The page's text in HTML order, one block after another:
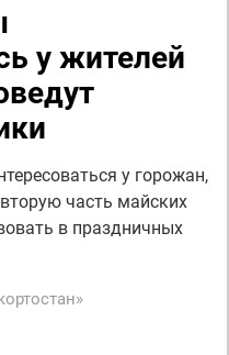
у жителей
у горожан,
часть майских
в праздничных